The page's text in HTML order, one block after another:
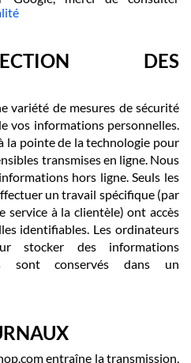
DES
variété de mesures de sécurité
vos informations personnelles.
la pointe de la technologie pour
transmises en ligne. Nous
hors ligne. Seuls les
un travail spécifique (par
service à la clientèle) ont accès
identifiables. Les ordinateurs
stocker des informations
sont conservés dans un
entraîne la transmission,